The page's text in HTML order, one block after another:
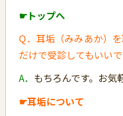
☛トップへ
Q．耳垢（みみあか）
だけで受診してもいい
A． もちろんです。お気
☛耳垢について